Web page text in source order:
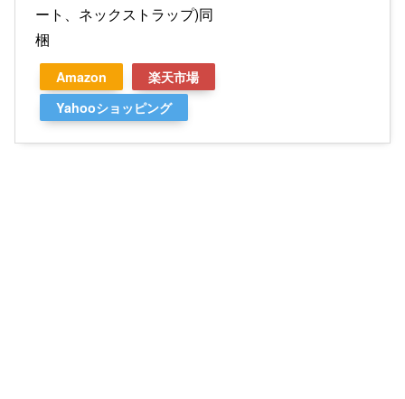
ート、ネックストラップ)同
梱
Amazon
楽天市場
Yahooショッピング